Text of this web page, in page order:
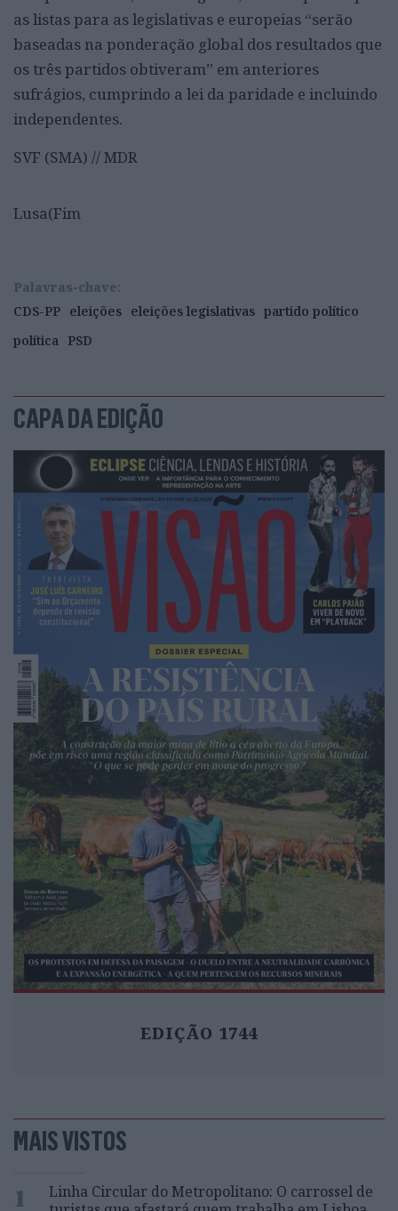
as listas para as legislativas e europeias “serão
baseadas na ponderação global dos resultados que
os três partidos obtiveram” em anteriores
sufrágios, cumprindo a lei da paridade e incluindo
independentes.
SVF (SMA) // MDR
Lusa(Fim
Palavras-chave:
CDS-PP eleições eleições legislativas partido político
política PSD
CAPA DA EDIÇÃO
EDIÇÃO 1744
MAIS VISTOS
1
Linha Circular do Metropolitano: O carrossel de